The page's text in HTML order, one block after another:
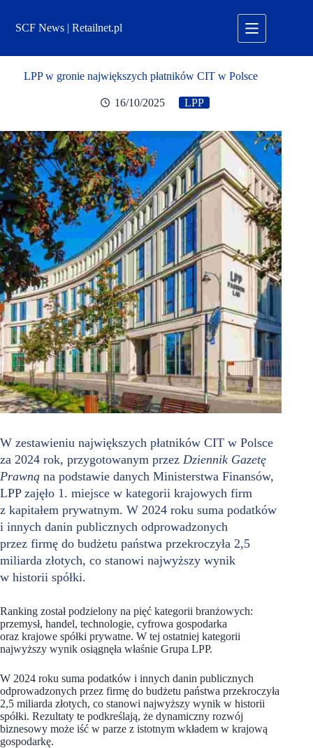
treściSCF News | Retailnet.pl
LPP w gronie największych płatników CIT w Polsce
16/10/2025 LPP
W zestawieniu największych płatników CIT w Polsce
za 2024 rok, przygotowanym przez Dziennik Gazetę
Prawną na podstawie danych Ministerstwa Finansów,
LPP zajęło 1. miejsce w kategorii krajowych firm
z kapitałem prywatnym. W 2024 roku suma podatków
i innych danin publicznych odprowadzonych
przez firmę do budżetu państwa przekroczyła 2,5
miliarda złotych, co stanowi najwyższy wynik
w historii spółki.
Ranking został podzielony na pięć kategorii branżowych:
przemysł, handel, technologie, cyfrowa gospodarka
oraz krajowe spółki prywatne. W tej ostatniej kategorii
najwyższy wynik osiągnęła właśnie Grupa LPP.
W 2024 roku suma podatków i innych danin publicznych
odprowadzonych przez firmę do budżetu państwa przekroczyła
2,5 miliarda złotych, co stanowi najwyższy wynik w historii
spółki. Rezultaty te podkreślają, że dynamiczny rozwój
biznesowy może iść w parze z istotnym wkładem w krajową
gospodarkę.